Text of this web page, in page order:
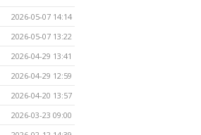
2026-05-07 14:14
2026-05-07 13:22
2026-04-29 13:41
2026-04-29 12:59
2026-04-20 13:57
2026-03-23 09:00